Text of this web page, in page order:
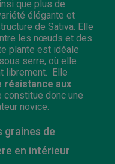
que plus de
élégante et
de Sativa. Elle
les nœuds et des
plante est idéale
serre, où elle
librement. Elle
résistance aux
constitue donc une
novice.
graines de
en intérieur